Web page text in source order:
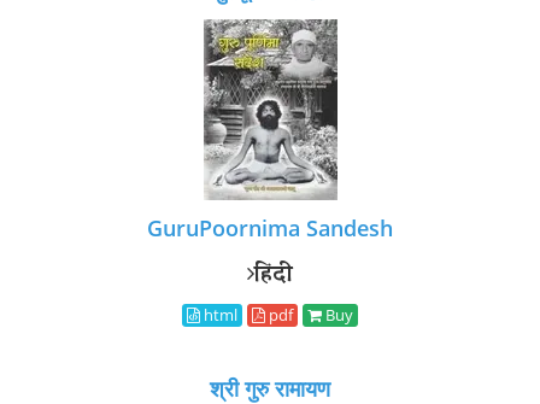
GuruPoornima Sandesh
हिंदी
html pdf Buy
श्री गुरु रामायण